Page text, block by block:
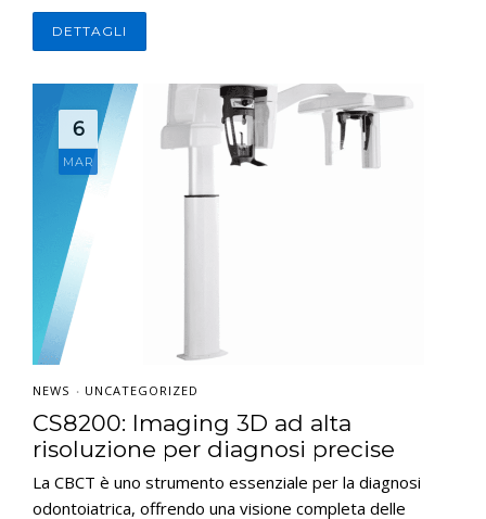
DETTAGLI
6
MAR
NEWS • UNCATEGORIZED
CS8200: Imaging 3D ad alta
risoluzione per diagnosi precise
La CBCT è uno strumento essenziale per la diagnosi
odontoiatrica, offrendo una visione completa delle